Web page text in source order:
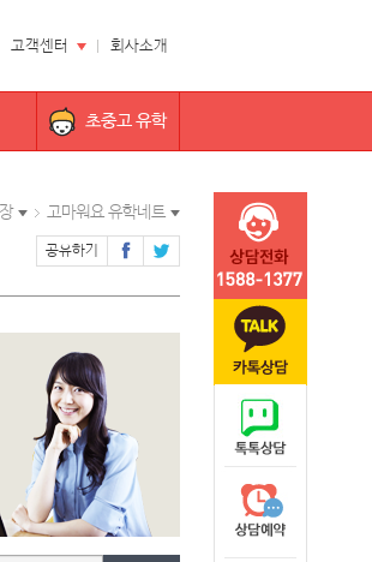
고객센터 회사소개
초중고 유학
고마워요 유학네트
공유하기